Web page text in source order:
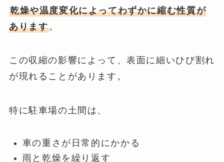
乾燥や温度変化によってわずかに縮む性質が
あります。
この収縮の影響によって、表面に細いひび割れ
が現れることがあります。
特に駐車場の土間は、
車の重さが日常的にかかる
雨と乾燥を繰り返す